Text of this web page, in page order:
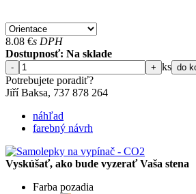
8.08 €s DPH
Dostupnosť: Na sklade
- + ks do
Potrebujete poradiť?
Jiří Baksa, 737 878 ​​264
náhľad
farebný návrh
Vyskúšať, ako bude vyzerať Vaša stena
Farba pozadia